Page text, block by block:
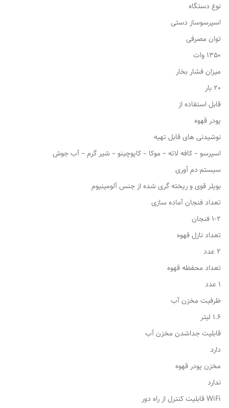
نوع دستگاه
اسپرسوساز دستی
توان مصرفی
1350 وات
میزان فشار بخار
20 بار
قابل استفاده از
پودر قهوه
نوشیدنی های قابل تهیه
اسپرسو – کافه لاته – موکا – کاپوچینو – شیر گرم – آب جوش
سیستم دم آوری
بویلر قوی و ریخته گری شده از جنس آلومینیوم
تعداد فنجان آماده سازی
1-2 فنجان
تعداد نازل قهوه
2 عدد
تعداد محفظه قهوه
1 عدد
ظرفیت مخزن آب
1.6 لیتر
قابلیت جداشدن مخزن آب
دارد
مخزن پودر قهوه
ندارد
WiFi قابلیت کنترل از راه دور